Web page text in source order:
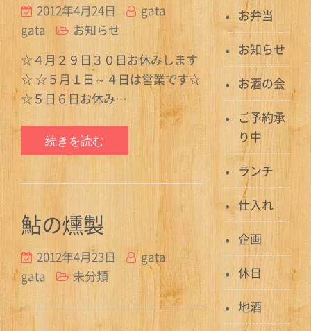
2012年4月24日
gata
gata
お知らせ
☆４月２９日３０日お休みします
☆ ☆５月１日～４日は営業です☆
☆５日６日お休み…
続きを読む
鮎の燻製
2012年4月23日
gata
gata
未分類
お弁当
お知らせ
お酒の会
ご予約承
り中
ランチ
仕入れ
企画
休日
地酒